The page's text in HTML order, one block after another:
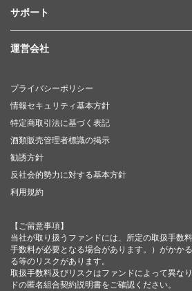
サポート
運営会社
プライバシーポリシー
情報セキュリティ基本方針
特定商取引法に基づく表記
酒類販売管理者標識の掲示
勧誘方針
反社会的勢力に対する基本方針
利用規約
【ご留意事項】
当社が取り扱うファンドには、所定の取扱手数
手数料が必要となる場合があります。）がかか
る等のリスクがあります。
取扱手数料及びリスクはファンドによって異な
ドの匿名組合契約説明書をご確認ください。